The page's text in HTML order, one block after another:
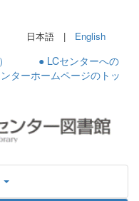
日本語 | English
● LCセンターへの
ターホームページのトッ